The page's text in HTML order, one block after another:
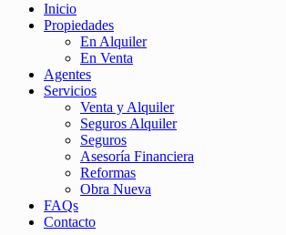
Inicio
Propiedades
En Alquiler
En Venta
Agentes
Servicios
Venta y Alquiler
Seguros Alquiler
Seguros
Asesoría Financiera
Reformas
Obra Nueva
FAQs
Contacto